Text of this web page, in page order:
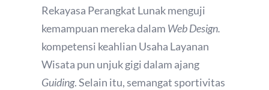
Rekayasa Perangkat Lunak menguji
kemampuan mereka dalam Web Design.
kompetensi keahlian Usaha Layanan
Wisata pun unjuk gigi dalam ajang
Guiding. Selain itu, semangat sportivitas